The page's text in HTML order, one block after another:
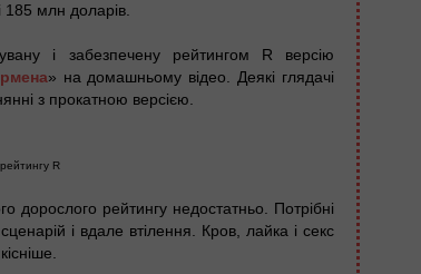
185 млн доларів.
і забезпечену рейтингом R версію
» на домашньому відео. Деякі глядачі
з прокатною версією.
R
дорослого рейтингу недостатньо. Потрібні
і вдале втілення. Кров, лайка і секс